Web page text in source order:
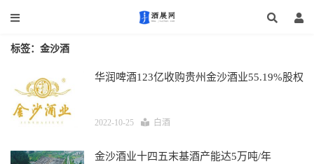
标签：金沙酒
华润啤酒123亿收购贵州金沙酒业55.19%股权
2022-10-25 白酒
金沙酒业十四五末基酒产能达5万吨/年